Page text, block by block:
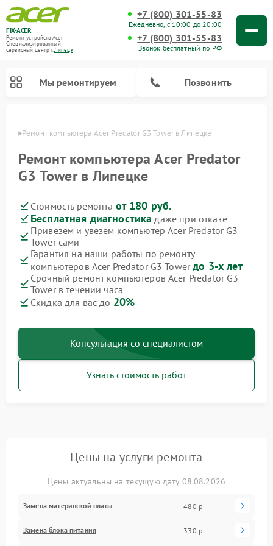
FIX-ACER
Ремонт устройств Acer
Специализированный
cервисный центр г.Липецк
+7 (800) 301-55-83
Ежедневно, с 10:00 до 20:00
+7 (800) 301-55-83
Звонок бесплатный по РФ
Мы ремонтируем Позвонить
Ремонт компьютера Acer Predator G3 Tower в Липецке
Ремонт компьютера Acer Predator
G3 Tower в Липецке
Стоимость ремонта от 180 руб.
Бесплатная диагностика даже при отказе
Привезем и увезем компьютер Acer Predator G3
Tower сами
Гарантия на наши работы по ремонту
компьютеров Acer Predator G3 Towerдо 3-х лет
Срочный ремонт компьютеров Acer Predator G3
Tower в течении часа
Скидка для вас до 20%
Консультация со специалистом
Узнать стоимость работ
Цены на услуги ремонта
Цены актуальны на текущую дату 08.08.2026
Замена материнской платы 480 р
Замена блока питания 330 р